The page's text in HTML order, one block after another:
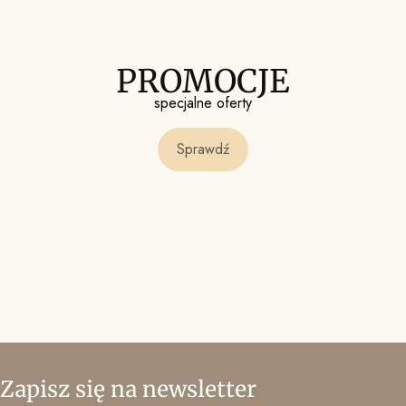
PROMOCJE
specjalne oferty
Sprawdź
Zapisz się na newsletter